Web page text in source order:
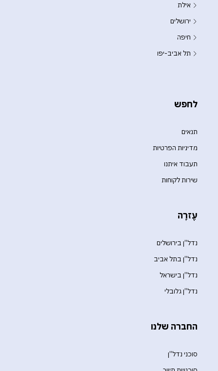
אילת
ירושלים
חיפה
תל אביב-יפו
לחפש
תנאים
מדיניות הפרטיות
תעבוד איתנו
שירות לקוחות
עֶזרָה
נדל”ן בירושלים
נדל”ן בתל אביב
נדל”ן בישראל
נדל”ן גלובלי
החברה שלנו
סוכני נדל”ן